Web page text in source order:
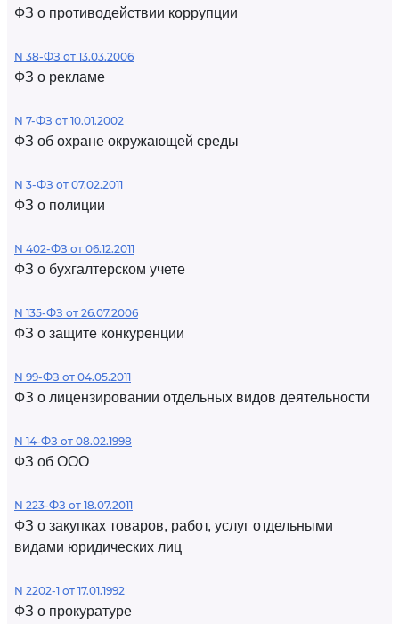
ФЗ о противодействии коррупции
N 38-ФЗ от 13.03.2006
ФЗ о рекламе
N 7-ФЗ от 10.01.2002
ФЗ об охране окружающей среды
N 3-ФЗ от 07.02.2011
ФЗ о полиции
N 402-ФЗ от 06.12.2011
ФЗ о бухгалтерском учете
N 135-ФЗ от 26.07.2006
ФЗ о защите конкуренции
N 99-ФЗ от 04.05.2011
ФЗ о лицензировании отдельных видов деятельности
N 14-ФЗ от 08.02.1998
ФЗ об ООО
N 223-ФЗ от 18.07.2011
ФЗ о закупках товаров, работ, услуг отдельными
видами юридических лиц
N 2202-1 от 17.01.1992
ФЗ о прокуратуре